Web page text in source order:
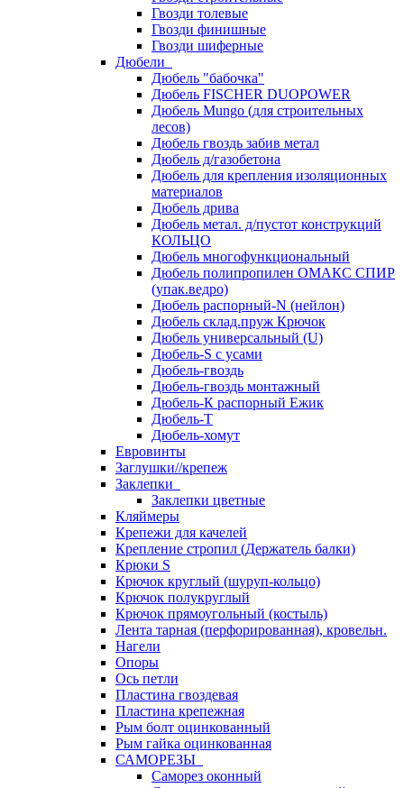
Гвозди толевые
Гвозди финишные
Гвозди шиферные
Дюбели
Дюбель "бабочка"
Дюбель FISCHER DUOPOWER
Дюбель Mungo (для строительных
лесов)
Дюбель гвоздь забив метал
Дюбель д/газобетона
Дюбель для крепления изоляционных
материалов
Дюбель дрива
Дюбель метал. д/пустот конструкций
КОЛЬЦО
Дюбель многофункциональный
Дюбель полипропилен ОМАКС СПИР
(упак.ведро)
Дюбель распорный-N (нейлон)
Дюбель склад.пруж Крючок
Дюбель универсальный (U)
Дюбель-S с усами
Дюбель-гвоздь
Дюбель-гвоздь монтажный
Дюбель-К распорный Ежик
Дюбель-Т
Дюбель-хомут
Евровинты
Заглушки//крепеж
Заклепки
Заклепки цветные
Кляймеры
Крепежи для качелей
Крепление стропил (Держатель балки)
Крюки S
Крючок круглый (шуруп-кольцо)
Крючок полукруглый
Крючок прямоугольный (костыль)
Лента тарная (перфорированная), кровельн.
Нагели
Опоры
Ось петли
Пластина гвоздевая
Пластина крепежная
Рым болт оцинкованный
Рым гайка оцинкованная
САМОРЕЗЫ
Саморез оконный